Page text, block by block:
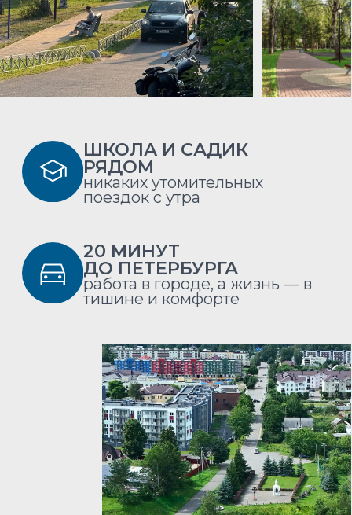
ХОЧУ ЖИТЬ ЗДЕСЬ!
ВЫГОДНЫЕ
СПОСОБЫ ПОКУПКИ
ИПОТЕКА 13,9 %
для всех категорий покупателей
СЕМЕЙНАЯ
ИПОТЕКА 3,5 %
для семей с детьми до 7 лет
Первоначальный взнос
МАТЕРИНСКИЙ КАПИТАЛ
Можно использовать
РАССЧИТАТЬ